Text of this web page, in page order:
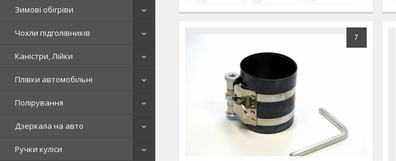
Зимові обігріви
Чохли підголівників
Каністри, Лійки
Плівки автомобільні
Полірування
Дзеркала на авто
Ручки куліси
7